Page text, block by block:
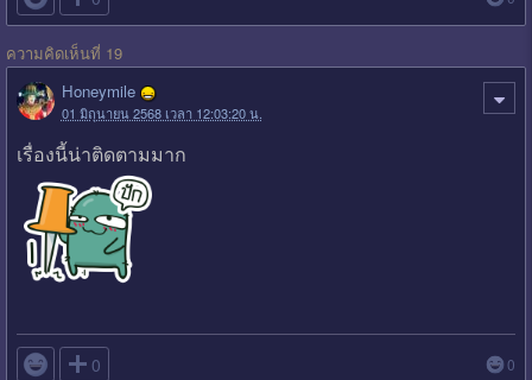
ความคิดเห็นที่ 19
Honeymile
01 มิถุนายน 2568 เวลา 12:03:20 น.
เรื่องนี้น่าติดตามมาก
 0 0